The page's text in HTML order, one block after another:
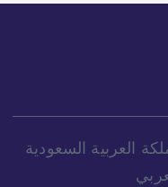
العربية السعودية